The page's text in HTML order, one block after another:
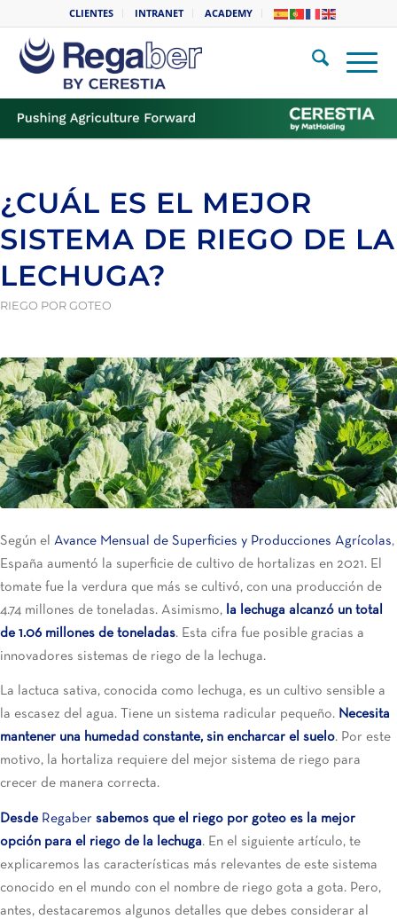
CLIENTES INTRANET ACADEMY
¿CUÁL ES EL MEJOR
SISTEMA DE RIEGO DE LA
LECHUGA?
RIEGO POR GOTEO
Según el Avance Mensual de Superficies y Producciones Agrícolas,
España aumentó la superficie de cultivo de hortalizas en 2021. El
tomate fue la verdura que más se cultivó, con una producción de
4.74 millones de toneladas. Asimismo,
la lechuga alcanzó un total
de 1.06 millones de toneladas. Esta cifra fue posible gracias a
innovadores sistemas de riego de la lechuga.
La lactuca sativa, conocida como lechuga, es un cultivo sensible a
la escasez del agua. Tiene un sistema radicular pequeño. Necesita
mantener una humedad constante, sin encharcar el suelo. Por este
motivo, la hortaliza requiere del mejor sistema de riego para
crecer de manera correcta.
Desde Regaber sabemos que el riego por goteo es la mejor
opción para el riego de la lechuga. En el siguiente artículo, te
explicaremos las características más relevantes de este sistema
conocido en el mundo con el nombre de riego gota a gota. Pero,
antes, destacaremos algunos detalles que debes considerar al